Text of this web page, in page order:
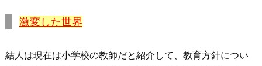
激変した世界
結人は現在は小学校の教師だと紹介して、教育方針につい